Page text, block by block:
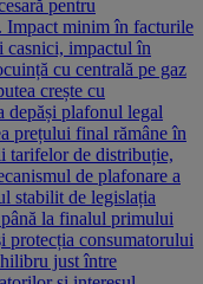
pentru
Impact minim în facturile
casnici, impactul în
cu centrală pe gaz
crește cu
depăși plafonul legal
prețului final rămâne în
tarifelor de distribuție,
de plafonare a
stabilit de legislația
la finalul primului
protecția consumatorului
just între